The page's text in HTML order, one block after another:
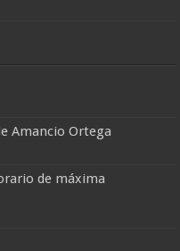
Amancio Ortega
de máxima